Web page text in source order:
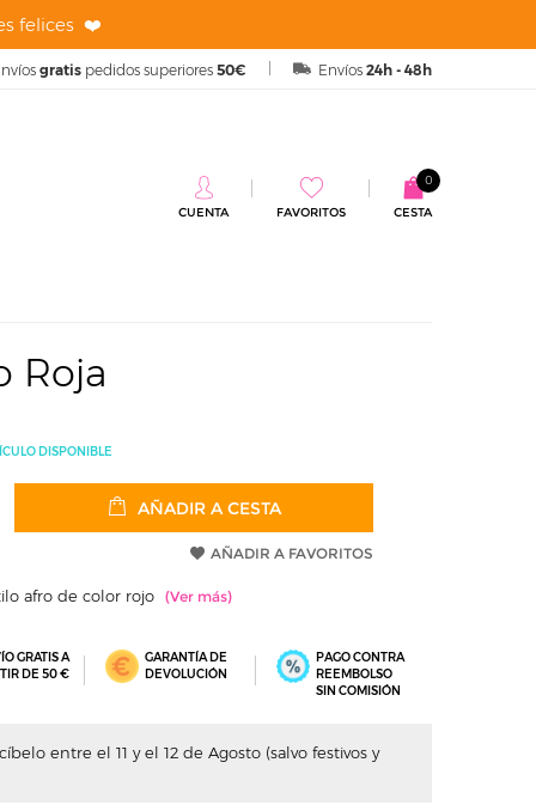
felices ❤️
Envíos 24h - 48h
gratis pedidos superiores 50€
CESTA
0
CUENTA FAVORITOS
Roja
DISPONIBLE
AÑADIR A CESTA
AÑADIR A FAVORITOS
afro de color rojo
GRATIS A
DE 50 €
GARANTÍA DE
DEVOLUCIÓN
PAGO CONTRA
REEMBOLSO
SIN COMISIÓN
entre el 11 y el 12 de Agosto (salvo festivos y